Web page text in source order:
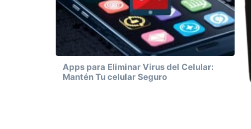
Apps para Eliminar Virus del Celular:
Mantén Tu celular Seguro